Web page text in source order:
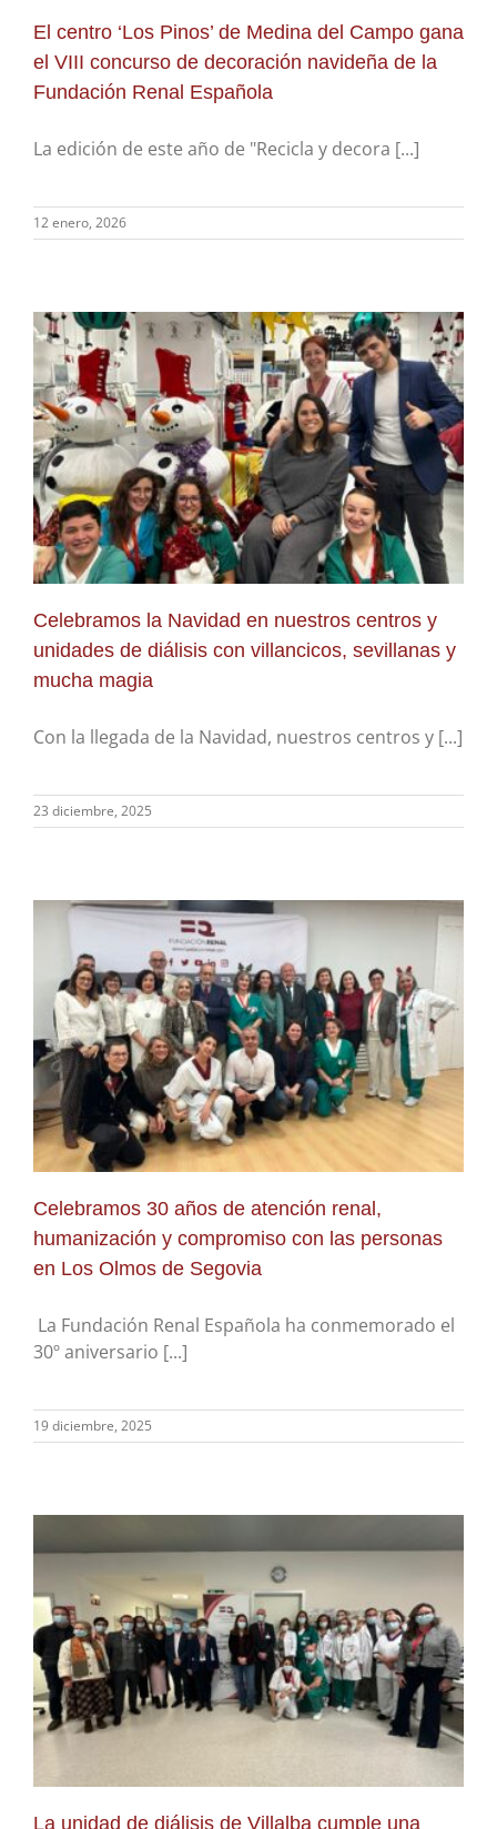
El centro ‘Los Pinos’ de Medina del Campo gana
el VIII concurso de decoración navideña de la
Fundación Renal Española
La edición de este año de "Recicla y decora [...]
12 enero, 2026
Celebramos la Navidad en nuestros centros y
unidades de diálisis con villancicos, sevillanas y
mucha magia
Con la llegada de la Navidad, nuestros centros y [...]
23 diciembre, 2025
Celebramos 30 años de atención renal,
humanización y compromiso con las personas
en Los Olmos de Segovia
La Fundación Renal Española ha conmemorado el
30º aniversario [...]
19 diciembre, 2025
La unidad de diálisis de Villalba cumple una